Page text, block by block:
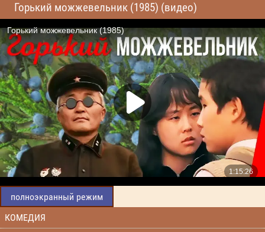
Горький можжевельник (1985) (видео)
полноэкранный режим
КОМЕДИЯ